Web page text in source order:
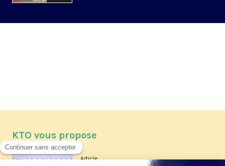
KTO vous propose
Article